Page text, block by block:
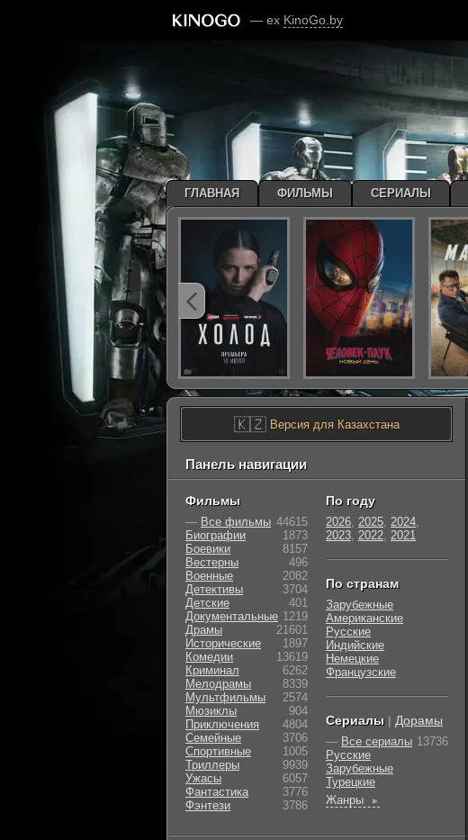
— ex KinoGo.by
🇰🇿Версия для Казахстана
Панель навигации
Фильмы
— Все фильмы 44615
Биографии
1873
Боевики
8157
Вестерны
496
Военные
2082
Детективы
3704
Детские
401
Документальные 1219
Драмы
21601
Исторические
1897
Комедии
13619
Криминал
6262
Мелодрамы
8339
Мультфильмы
2574
Мюзиклы
904
Приключения
4804
Семейные
3706
Cпортивные
1005
Триллеры
9939
Ужасы
6057
Фантастика
3776
Фэнтези
3786
По году
2026, 2025, 2024,
2023, 2022, 2021
По странам
Зарубежные
Американские
Русские
Индийские
Немецкие
Французские
Сериалы | Дорамы
— Все сериалы 13736
Русские
Зарубежные
Турецкие
Жанры
►
ГЛАВНАЯ ФИЛЬМЫ СЕРИАЛЫ